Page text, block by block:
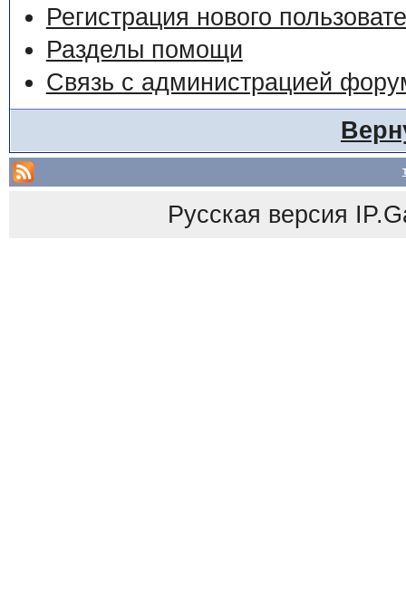
Регистрация нового
Разделы помощи
Связь с администрацией
Русская версия